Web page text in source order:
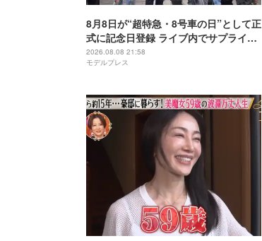
8月8日が“超特急・8号車の日”として正
式に記念日登録 ライブ内でサプライズ
発表
2026.08.08 21:58
モデルプレス